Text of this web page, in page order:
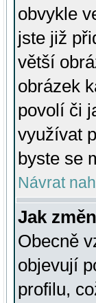
obvykle
jste již
větší
obrázek
povolí či
využívat
byste se
Návrat
Jak
Obecně
objevují
profilu,